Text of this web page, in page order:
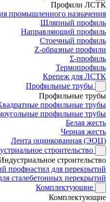
Профили ЛСТК
промышленного назначения
Шляпный профиль
Направляющий профиль
Стоечный профиль
Z-образные профили
Σ-профиль
Термопрофиль
Крепеж для ЛСТК
Профильные трубы
Профильные трубы
профильные трубы
профильные трубы
Белая жесть
Черная жесть
Лента оцинкованная (ЭОЦ)
строительство
строительство
профнастил для перекрытий
сталебетонных перекрытий
Комплектующие
Комплектующие